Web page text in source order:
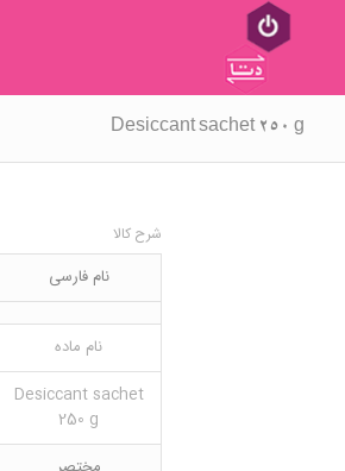
Desiccant sachet 250 g
شرح کالا
نام فارسی
نام ماده
Desiccant sachet
250 g